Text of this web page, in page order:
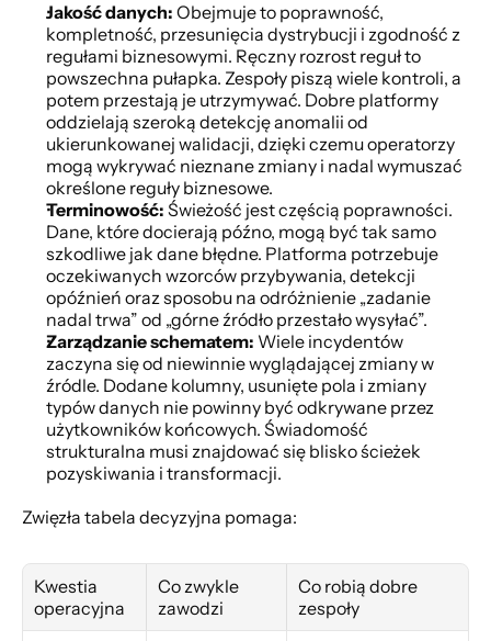
Jakość danych: Obejmuje to poprawność,
kompletność, przesunięcia dystrybucji i zgodność z
regułami biznesowymi. Ręczny rozrost reguł to
powszechna pułapka. Zespoły piszą wiele kontroli, a
potem przestają je utrzymywać. Dobre platformy
oddzielają szeroką detekcję anomalii od
ukierunkowanej walidacji, dzięki czemu operatorzy
mogą wykrywać nieznane zmiany i nadal wymuszać
określone reguły biznesowe.
Terminowość: Świeżość jest częścią poprawności.
Dane, które docierają późno, mogą być tak samo
szkodliwe jak dane błędne. Platforma potrzebuje
oczekiwanych wzorców przybywania, detekcji
opóźnień oraz sposobu na odróżnienie „zadanie
nadal trwa” od „górne źródło przestało wysyłać”.
Zarządzanie schematem: Wiele incydentów
zaczyna się od niewinnie wyglądającej zmiany w
źródle. Dodane kolumny, usunięte pola i zmiany
typów danych nie powinny być odkrywane przez
użytkowników końcowych. Świadomość
strukturalna musi znajdować się blisko ścieżek
pozyskiwania i transformacji.
Zwięzła tabela decyzyjna pomaga:
Kwestia
operacyjna
Co zwykle
zawodzi
Co robią dobre
zespoły